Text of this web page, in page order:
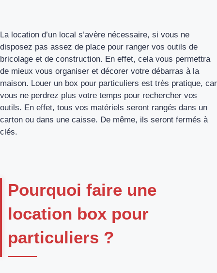
La location d’un local s’avère nécessaire, si vous ne
disposez pas assez de place pour ranger vos outils de
bricolage et de construction. En effet, cela vous permettra
de mieux vous organiser et décorer votre débarras à la
maison. Louer un box pour particuliers est très pratique, car
vous ne perdrez plus votre temps pour rechercher vos
outils. En effet, tous vos matériels seront rangés dans un
carton ou dans une caisse. De même, ils seront fermés à
clés.
Pourquoi faire une
location box pour
particuliers ?